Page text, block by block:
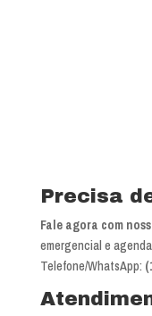
Precisa
Fale agora com
emergencial e
Telefone/WhatsApp: